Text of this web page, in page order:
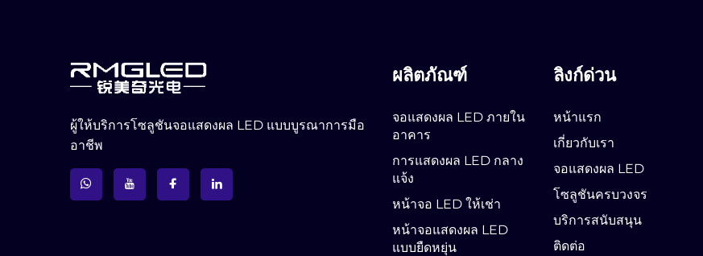
ผู้ให้บริการโซลูชันจอแสดงผล LED แบบบูรณาการมือ
อาชีพ
ผลิตภัณฑ์
จอแสดงผล LED ภายใน
อาคาร
การแสดงผล LED กลาง
แจ้ง
หน้าจอ LED ให้เช่า
หน้าจอแสดงผล LED
แบบยืดหยุ่น
ลิงก์ด่วน
หน้าแรก
เกี่ยวกับเรา
จอแสดงผล LED
โซลูชันครบวงจร
บริการสนับสนุน
ติดต่อ